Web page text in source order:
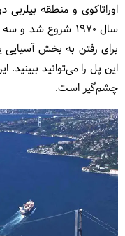
اوراتاکوی و منطقه
سال 1970 شروع
برای رفتن به بخش آسیایی
این پل را می‌توانید
چشم‌گیر است. ‏‏ ‏‏‏ ‏